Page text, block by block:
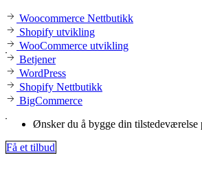
Woocommerce Nettbutikk
Shopify utvikling
WooCommerce utvikling
Betjener
WordPress
Shopify Nettbutikk
BigCommerce
Ønsker du å bygge din tilstedeværelse
Få et tilbud